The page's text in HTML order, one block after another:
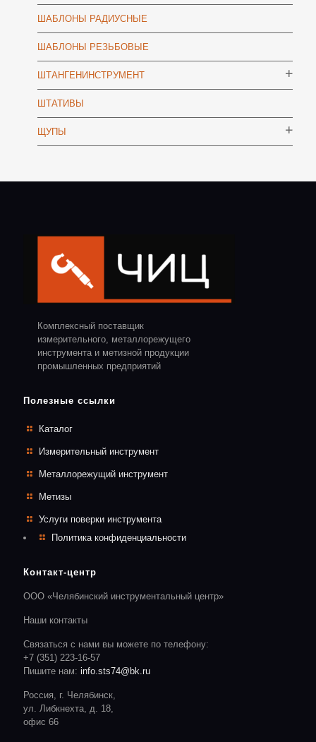
ШАБЛОНЫ РАДИУСНЫЕ
ШАБЛОНЫ РЕЗЬБОВЫЕ
ШТАНГЕНИНСТРУМЕНТ
ШТАТИВЫ
ЩУПЫ
Комплексный поставщик
измерительного, металлорежущего
инструмента и метизной продукции
промышленных предприятий
Полезные ссылки
Каталог
Измерительный инструмент
Металлорежущий инструмент
Метизы
Услуги поверки инструмента
Политика конфиденциальности
Контакт-центр
ООО «Челябинский инструментальный центр»
Наши контакты
Связаться с нами вы можете по телефону:
+7 (351) 223-16-57
Пишите нам: info.sts74@bk.ru
Россия, г. Челябинск,
ул. Либкнехта, д. 18,
офис 66